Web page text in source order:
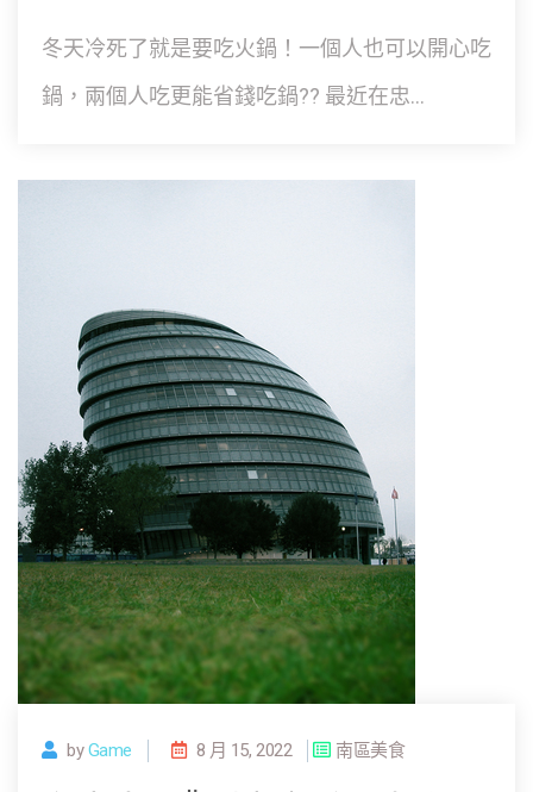
冬天冷死了就是要吃火鍋！一個人也可以開心吃
鍋，兩個人吃更能省錢吃鍋?? 最近在忠...
byGame 8 月 15, 2022 南區美食